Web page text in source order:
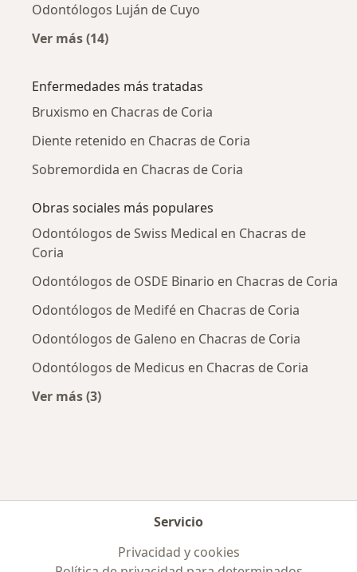
Odontólogos Luján de Cuyo
Ver más (14)
Enfermedades más tratadas
Bruxismo en Chacras de Coria
Diente retenido en Chacras de Coria
Sobremordida en Chacras de Coria
Obras sociales más populares
Odontólogos de Swiss Medical en Chacras de
Coria
Odontólogos de OSDE Binario en Chacras de Coria
Odontólogos de Medifé en Chacras de Coria
Odontólogos de Galeno en Chacras de Coria
Odontólogos de Medicus en Chacras de Coria
Ver más (3)
Servicio
Privacidad y cookies